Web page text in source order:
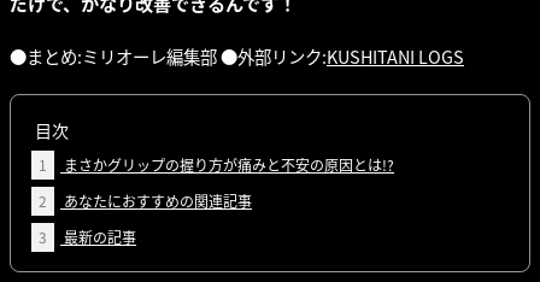
●まとめ:ミリオーレ編集部 ●外部リンク:KUSHITANI LOGS
目次
1
まさかグリップの握り方が痛みと不安の原因とは!?
2
あなたにおすすめの関連記事
3
最新の記事